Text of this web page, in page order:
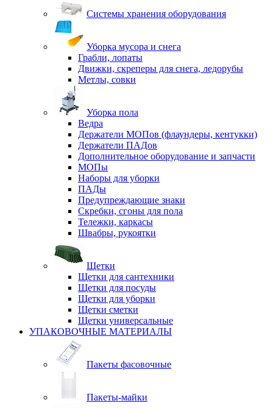
Системы хранения оборудования
Уборка мусора и снега
Грабли, лопаты
Движки, скреперы для снега, ледорубы
Метлы, совки
Уборка пола
Ведра
Держатели МОПов (флаундеры, кентукки)
Держатели ПАДов
Дополнительное оборудование и запчасти
МОПы
Наборы для уборки
ПАДы
Предупреждающие знаки
Скребки, сгоны для пола
Тележки, каркасы
Швабры, рукоятки
Щетки
Щетки для сантехники
Щетки для посуды
Щетки для уборки
Щетки сметки
Щетки универсальные
УПАКОВОЧНЫЕ МАТЕРИАЛЫ
Пакеты фасовочные
Пакеты-майки